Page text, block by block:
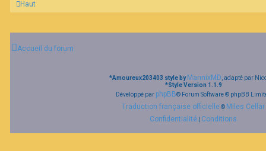
Haut
Accueil du forum
*Amoureux203403 style by MannixMD, adapté par
*Style Version 1.1.9
Développé par phpBB® Forum Software © phpBB
Traduction française officielle© Miles Cellar
Confidentialité Conditions